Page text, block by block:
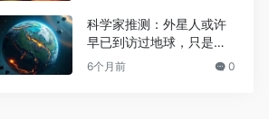
科学家推测：外星人或许
早已到访过地球，只是当
时人类尚未出现。
6个月前 0